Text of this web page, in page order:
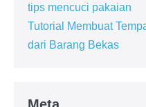
tips mencuci pakaian
Tutorial Membuat
dari Barang Bekas